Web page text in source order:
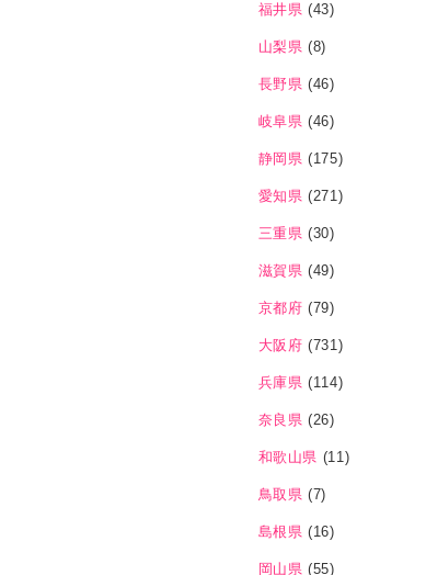
福井県 (43)
山梨県 (8)
長野県 (46)
岐阜県 (46)
静岡県 (175)
愛知県 (271)
三重県 (30)
滋賀県 (49)
京都府 (79)
大阪府 (731)
兵庫県 (114)
奈良県 (26)
和歌山県 (11)
鳥取県 (7)
島根県 (16)
岡山県 (55)